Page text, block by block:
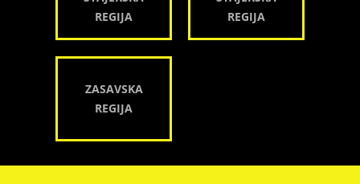
REGIJA
REGIJA
ZASAVSKA
REGIJA